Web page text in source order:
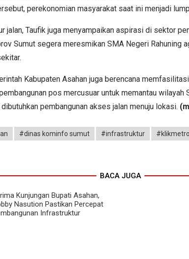
perekonomian masyarakat saat ini menjadi
jalan, Taufik juga menyampaikan aspirasi di sektor
Sumut segera meresmikan SMA Negeri Rahuning
Kabupaten Asahan juga berencana
pos mercusuar untuk memantau wilayah
pembangunan akses jalan menuju lokasi.
#dinas kominfo sumut #infrastruktur #klikmetro
BACA JUGA
Kunjungan Bupati Asahan,
Nasution Pastikan Percepat
Infrastruktur